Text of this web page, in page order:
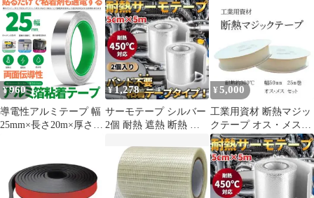
ン A
ープ 導電 アルミテープ
静電気除去 アルミテー
プチューン 耐熱 強粘着
厚手 両面導電性 両面伝
導性
¥960
導電性アルミテープ 幅
25mm×長さ20m×厚さ
静電気除去 アルミテー
プチューン 耐熱 強粘着
厚手 両面導電性 両面伝
¥1,278
サーモテープ シルバー
2個 耐熱 遮熱 断熱 熱
ン A
¥ 5,000
工業用資材 断熱マジッ
クテープ オス・メスセ
ット 50mm幅 25m巻